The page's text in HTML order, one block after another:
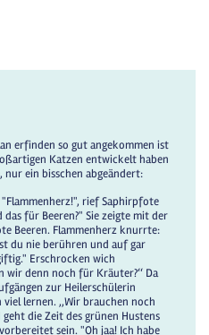
erfinden so gut angekommen ist
Katzen entwickelt haben
nur ein bisschen abgeändert:
"Flammenherz!", rief Saphirpfote
für Beeren?" Sie zeigte mit der
Beeren. Flammenherz knurrte:
du nie berühren und auf gar
Erschrocken wich
denn noch für Kräuter?‘‘ Da
zur Heilerschülerin
lernen. ,,Wir brauchen noch
die Zeit des grünen Hustens
sein. "Oh jaa! Ich habe